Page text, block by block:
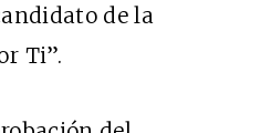
de la
Ti”.